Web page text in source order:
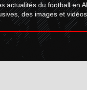
actualités du football en
des images et